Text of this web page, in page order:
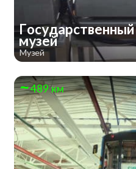
музей
Музей
489 км